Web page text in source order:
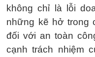
không chỉ là lỗi
những kẽ hở trong
đối với an toàn
cạnh trách nhiệm